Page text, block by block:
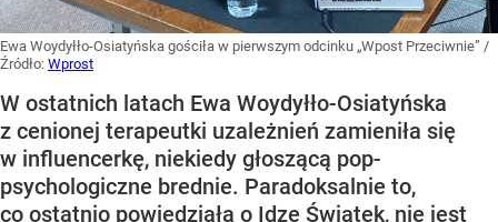
Ewa Woydyłło-Osiatyńska gościła w pierwszym odcinku „Wpost Przeciwnie” /
Źródło: Wprost
W ostatnich latach Ewa Woydyłło-Osiatyńska
z cenionej terapeutki uzależnień zamieniła się
w influencerkę, niekiedy głoszącą pop-
psychologiczne brednie. Paradoksalnie to,
co ostatnio powiedziała o Idze Świątek, nie jest